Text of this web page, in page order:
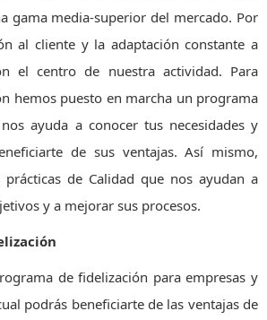
gama media-superior del mercado. Por
al cliente y la adaptación constante a
el centro de nuestra actividad. Para
hemos puesto en marcha un programa
ayuda a conocer tus necesidades y
de sus ventajas.Así mismo,
de Calidad que nos ayudan a
y a mejorar sus procesos.
de fidelización para empresas y
podrás beneficiarte de las ventajas de